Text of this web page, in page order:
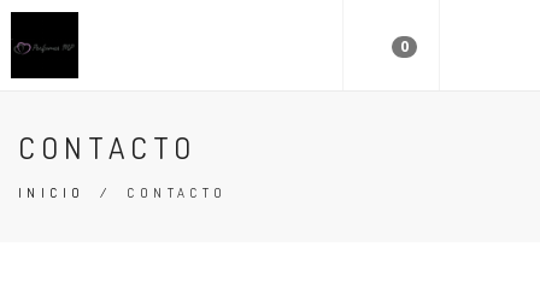
0
CONTACTO
INICIO / CONTACTO